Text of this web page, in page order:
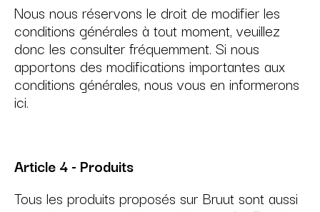
Nous nous réservons le droit de modifier les
conditions générales à tout moment, veuillez
donc les consulter fréquemment. Si nous
apportons des modifications importantes aux
conditions générales, nous vous en informerons
ici.
Article 4 - Produits
Tous les produits proposés sur Bruut sont aussi